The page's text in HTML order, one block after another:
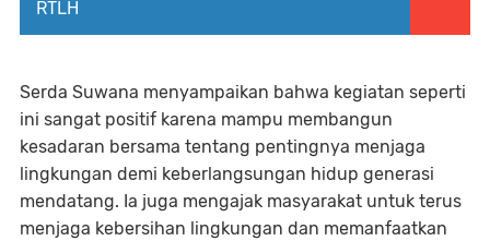
RTLH
Serda Suwana menyampaikan bahwa kegiatan seperti
ini sangat positif karena mampu membangun
kesadaran bersama tentang pentingnya menjaga
lingkungan demi keberlangsungan hidup generasi
mendatang. Ia juga mengajak masyarakat untuk terus
menjaga kebersihan lingkungan dan memanfaatkan